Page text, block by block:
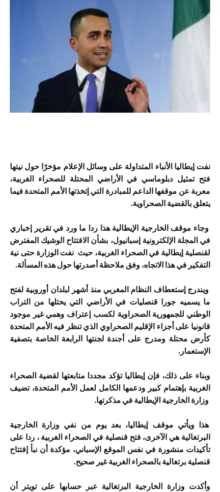
نفت إيطاليا الأنباء المتداولة على وسائل الإعلام مؤخرًا حول نيتها
فتح تمثيل دبلوماسي في الأراضي المحتلة للصحراء الغربية،
معربة عن موقفها الداعم للمبادرة التي إتخذتها الأمم المتحدة فيما
يتعلق بالقضية الصحراوية.
وجاء موقف الخارجية الإيطالية هذا ردا ما ورد في تقرير إخباري
في المجلة الإلكترونية إسبانيول، بشأن الافتتاح الوشيك المفترض
لقنصلية إيطالية في الصحراء الغربية، حيث نفت الوزارة حتى نية
التفكير في هذا الاتجاه، وفق ملاحظة أصدرتها حول هذه المسألة.
ويندرج إستعطاف النظام المغربي منذ أشهر لبلدان أوروبية لفتح
ما يسميه جورا قنصليات في الأراضي التي يحتلها من التراب
الوطني للجمهورية الصحراوية لكسب إعتراف وهمي غير موجود
قانونيا على أجزاء الإقليم الصحراوي الذي تنظر فيه الأمم المتحدة
كأرض محتلة ومدرج على أجندة لجنتها الرابعة الخاصة بتصفية
الإستعمار.
وبناء على ذلك، فإن إيطاليا تؤكد مجددا متابعتها لقضية الصحراء
الغربية بإهتمام كبير ودعمها الكامل لعمل الأمم المتحدة، تضيف
وزارة الخارجية الإيطالية في مذكرتها.
هذا ويأتي موقف إيطاليا، بعد يوم من نفي وزارة الخارجية
البرتغالية هي الآخرى، فتح قنصلية في الصحراء الغربية ، ردا على
تأكيدات منشورة في نفس الموقع الإسباني، مؤكدة أن نبأ إفتتاح
قنصلية برتغالية بالصحراء الغربية غير صحيح.
وأكدت وزارة الخارجية البرتغالية عبر حسابها على تويتر أن